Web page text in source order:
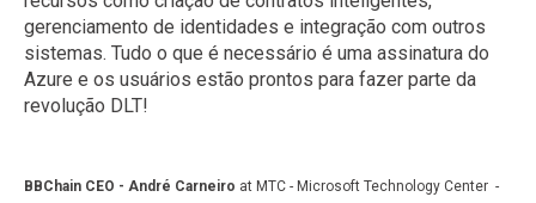
gerenciamento de identidades e integração com outros
sistemas. Tudo o que é necessário é uma assinatura do
Azure e os usuários estão prontos para fazer parte da
revolução DLT!
BBChain CEO - André Carneiro at MTC - Microsoft Technology Center -